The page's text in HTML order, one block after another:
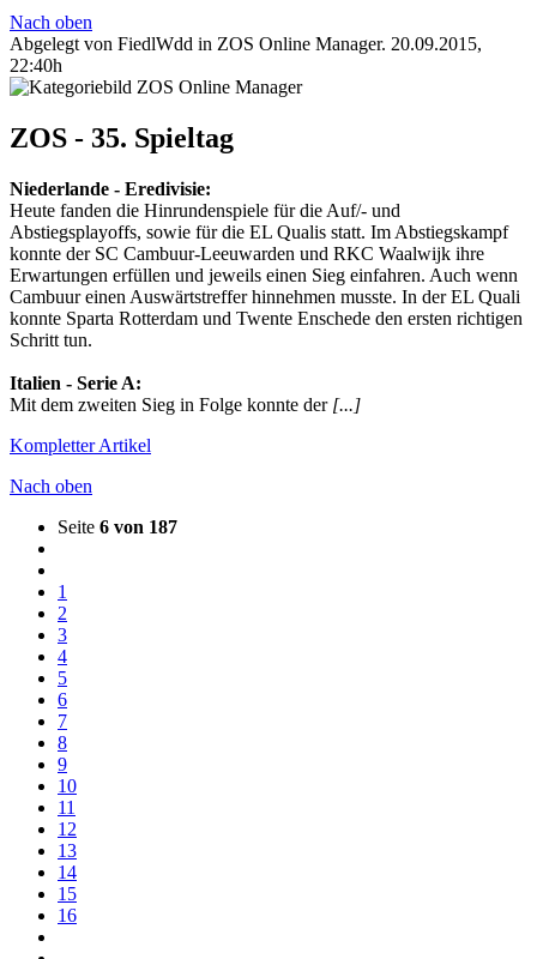
Nach oben
Abgelegt von FiedlWdd in ZOS Online Manager. 20.09.2015,
22:40h
ZOS - 35. Spieltag
Niederlande‬ - ‪Eredivisie‬:
Heute fanden die Hinrundenspiele für die Auf/- und
Abstiegsplayoffs, sowie für die EL Qualis statt. Im Abstiegskampf
konnte der SC Cambuur-Leeuwarden und RKC Waalwijk ihre
Erwartungen erfüllen und jeweils einen Sieg einfahren. Auch wenn
Cambuur einen Auswärtstreffer hinnehmen musste. In der EL Quali
konnte Sparta Rotterdam und Twente Enschede den ersten richtigen
Schritt tun.
Italien‬ - ‪Serie A‬:
Mit dem zweiten Sieg in Folge konnte der [...]
Kompletter Artikel
Nach oben
Seite 6 von 187
1
2
3
4
5
6
7
8
9
10
11
12
13
14
15
16